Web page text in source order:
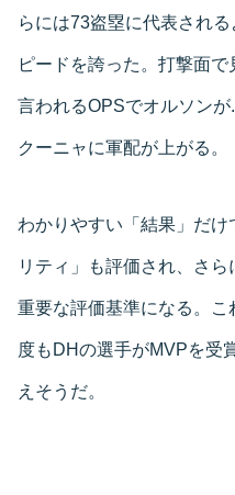
らには73盗塁に代表され
ピードを誇った。打撃面
言われるOPSでオルソン
クーニャに軍配が上がる。
わかりやすい「結果」だ
リティ」も評価され、さ
重要な評価基準になる。
度もDHの選手がMVPを受
えそうだ。